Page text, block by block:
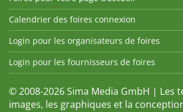
Calendrier des foires connexion
Login pour les organisateurs de foires
Login pour les fournisseurs de foires
© 2008-2026 Sima Media GmbH | Les
images, les graphiques et la